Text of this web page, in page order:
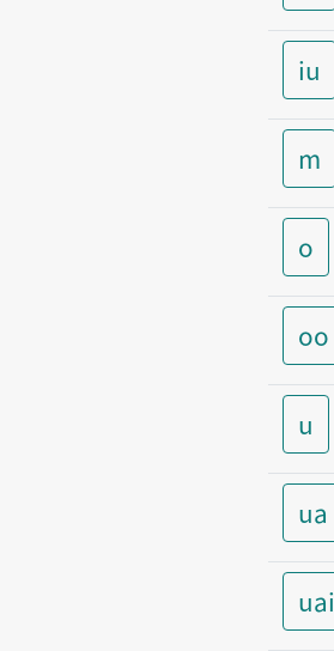
iu
m
o
oo
u
ua
uai